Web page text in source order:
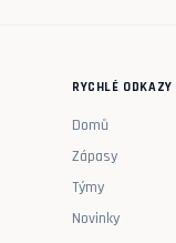
RYCHLÉ ODKAZY
Domů
Zápasy
Týmy
Novinky